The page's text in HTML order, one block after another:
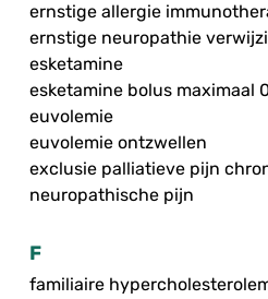
ernstige allergie
ernstige neuropathie
esketamine
esketamine bolus maximaal
euvolemie
euvolemie ontzwellen
exclusie palliatieve pijn
neuropathische pijn
F
familiaire